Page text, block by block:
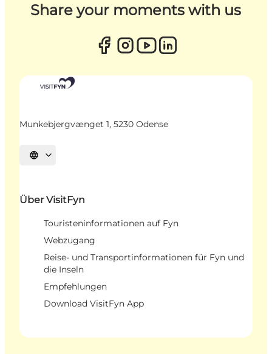
Share your moments with us
Munkebjergvænget 1, 5230 Odense
Sprache auswählen
Über VisitFyn
Touristeninformationen auf Fyn
Webzugang
Reise- und Transportinformationen für Fyn und
die Inseln
Empfehlungen
Download VisitFyn App